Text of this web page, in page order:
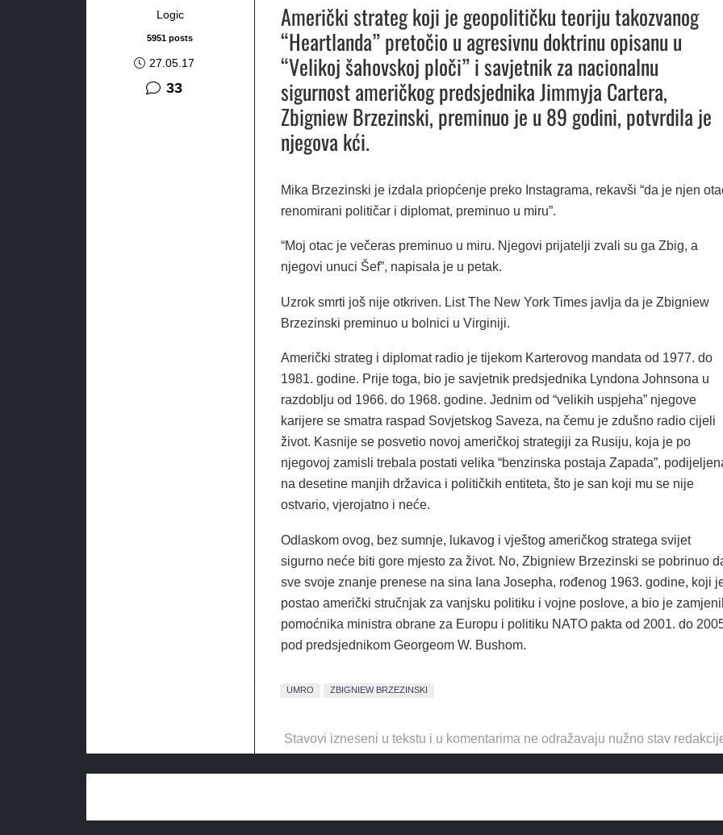
Logic
5951 posts
27.05.17
33komentara
Američki strateg koji je geopolitičku teoriju takozvanog
“Heartlanda” pretočio u agresivnu doktrinu opisanu u
“Velikoj šahovskoj ploči” i savjetnik za nacionalnu
sigurnost američkog predsjednika Jimmyja Cartera,
Zbigniew Brzezinski, preminuo je u 89 godini, potvrdila je
njegova kći.
Mika Brzezinski je izdala priopćenje preko Instagrama, rekavši “da je njen
renomirani političar i diplomat, preminuo u miru”.
“Moj otac je večeras preminuo u miru. Njegovi prijatelji zvali su ga Zbig, a
njegovi unuci Šef”, napisala je u petak.
Uzrok smrti još nije otkriven. List The New York Times javlja da je Zbigniew
Brzezinski preminuo u bolnici u Virginiji.
Američki strateg i diplomat radio je tijekom Karterovog mandata od 1977. do
1981. godine. Prije toga, bio je savjetnik predsjednika Lyndona Johnsona u
razdoblju od 1966. do 1968. godine. Jednim od “velikih uspjeha” njegove
karijere se smatra raspad Sovjetskog Saveza, na čemu je zdušno radio cijeli
život. Kasnije se posvetio novoj američkoj strategiji za Rusiju, koja je po
njegovoj zamisli trebala postati velika “benzinska postaja Zapada”,
na desetine manjih državica i političkih entiteta, što je san koji mu se nije
ostvario, vjerojatno i neće.
Odlaskom ovog, bez sumnje, lukavog i vještog američkog stratega svijet
sigurno neće biti gore mjesto za život. No, Zbigniew Brzezinski se pobrinuo
sve svoje znanje prenese na sina Iana Josepha, rođenog 1963. godine, koji
postao američki stručnjak za vanjsku politiku i vojne poslove, a bio je
pomoćnika ministra obrane za Europu i politiku NATO pakta od 2001. do
pod predsjednikom Georgeom W. Bushom.
UMRO ZBIGNIEW BRZEZINSKI
Stavovi izneseni u tekstu i u komentarima ne odražavaju nužno stav